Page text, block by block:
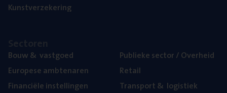
Kunst­ver­ze­ke­ring
Bouw& vastgoed
Euro­pe­se ambtenaren
Finan­ci­ë­le instellingen
Publie­ke sec­tor / Overheid
Retail
Trans­port& logistiek